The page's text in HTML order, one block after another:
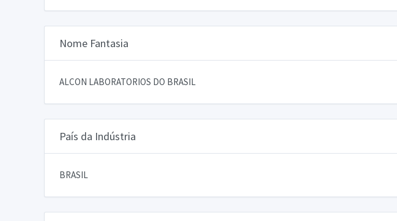
Nome Fantasia
ALCON LABORATORIOS DO BRASIL
País da Indústria
BRASIL